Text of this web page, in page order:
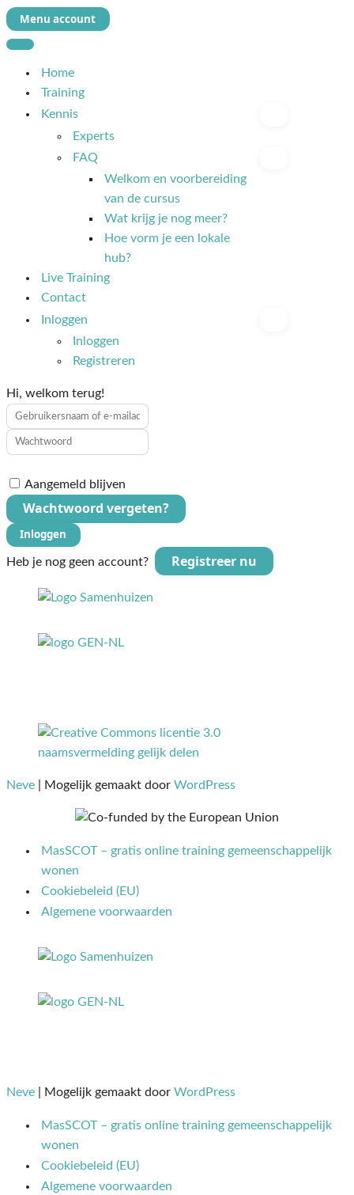
Menu account
Navigatie
Menu
Navigatie
Home
Training
Kennis
Experts
FAQ
Welkom en voorbereiding
van de cursus
Wat krijg je nog meer?
Hoe vorm je een lokale
hub?
Live Training
Contact
Inloggen
Inloggen
Registreren
Hi, welkom terug!
Aangemeld blijven
Wachtwoord vergeten?
Inloggen
Heb je nog geen account? Registreer nu
Neve | Mogelijk gemaakt door WordPress
MasSCOT – gratis online training gemeenschappelijk
wonen
Cookiebeleid (EU)
Algemene voorwaarden
Neve | Mogelijk gemaakt door WordPress
MasSCOT – gratis online training gemeenschappelijk
wonen
Cookiebeleid (EU)
Algemene voorwaarden